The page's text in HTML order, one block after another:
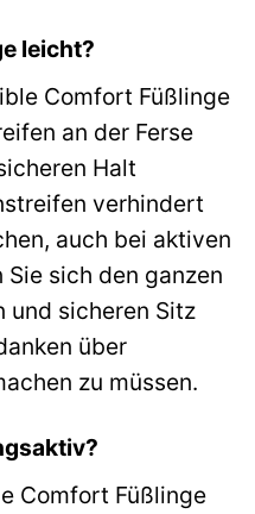
leicht?
Comfort Füßlinge
an der Ferse
Halt
verhindert
auch bei aktiven
Sie sich den ganzen
und sicheren Sitz
über
zu müssen.
Comfort Füßlinge